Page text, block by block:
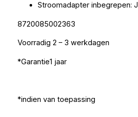
Stroomadapter inbegrepen:
8720085002363
Voorradig 2 – 3 werkdagen
*Garantie1 jaar
*indien van toepassing